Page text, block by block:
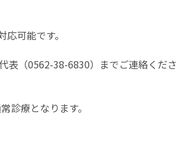
可能です。
表（0562-38-6830）までご連絡くださ
診療となります。